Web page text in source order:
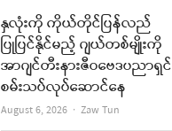
t
u
b
e
i
l
နှလုံးကို ကိုယ်တိုင်ပြန်လည်
ပြုပြင်နိုင်မည့် ဂျယ်တစ်မျိုးကို
အာဂျင်တီးနားဇီဝဗေဒပညာရှင်
စမ်းသပ်လုပ်ဆောင်နေ
August 6, 2026 Author
Zaw Tun